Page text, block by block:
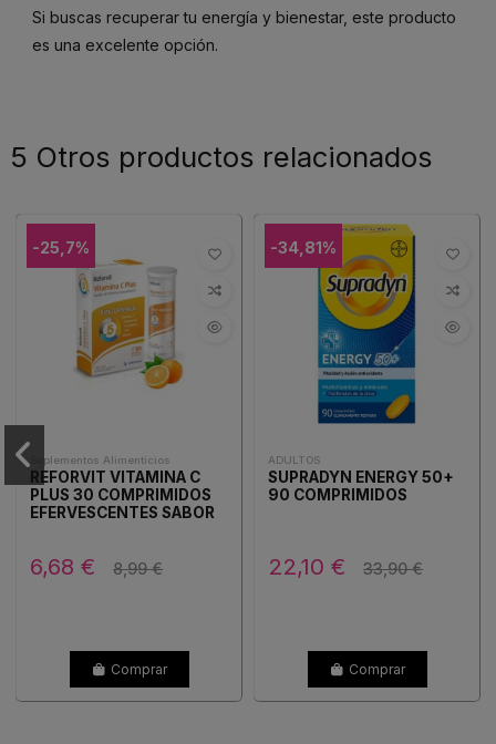
Si buscas recuperar tu energía y bienestar, este producto
es una excelente opción.
5 Otros productos relacionados
-25,7%
Suplementos Alimenticios
REFORVIT VITAMINA C
PLUS 30 COMPRIMIDOS
EFERVESCENTES SABOR
6,68 € 8,99 €
Comprar
-34,81%
ADULTOS
SUPRADYN ENERGY 50+
90 COMPRIMIDOS
22,10 € 33,90 €
Comprar